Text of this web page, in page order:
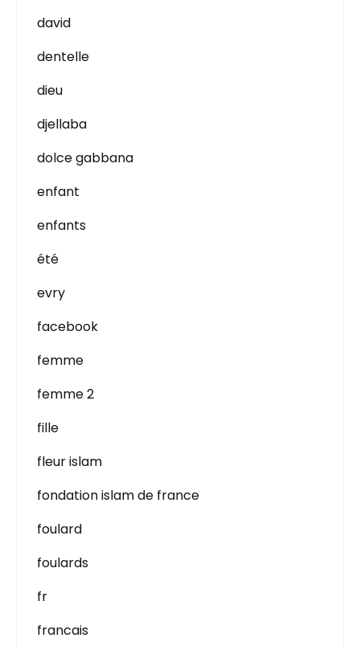
david
dentelle
dieu
djellaba
dolce gabbana
enfant
enfants
été
evry
facebook
femme
femme 2
fille
fleur islam
fondation islam de france
foulard
foulards
fr
francais